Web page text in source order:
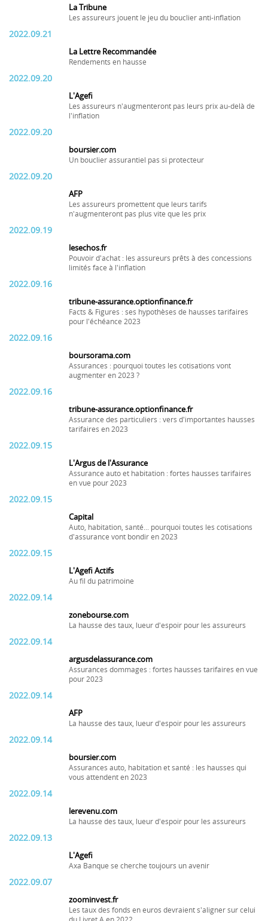
La Tribune
Les assureurs jouent le jeu du bouclier anti-inflation
2022.09.21
La Lettre Recommandée
Rendements en hausse
2022.09.20
L'Agefi
Les assureurs n'augmenteront pas leurs prix au-delà de
l'inflation
2022.09.20
boursier.com
Un bouclier assurantiel pas si protecteur
2022.09.20
AFP
Les assureurs promettent que leurs tarifs
n'augmenteront pas plus vite que les prix
2022.09.19
lesechos.fr
Pouvoir d'achat : les assureurs prêts à des concessions
limités face à l'inflation
2022.09.16
tribune-assurance.optionfinance.fr
Facts & Figures : ses hypothèses de hausses tarifaires
pour l'échéance 2023
2022.09.16
boursorama.com
Assurances : pourquoi toutes les cotisations vont
augmenter en 2023 ?
2022.09.16
tribune-assurance.optionfinance.fr
Assurance des particuliers : vers d'importantes hausses
tarifaires en 2023
2022.09.15
L'Argus de l'Assurance
Assurance auto et habitation : fortes hausses tarifaires
en vue pour 2023
2022.09.15
Capital
Auto, habitation, santé... pourquoi toutes les cotisations
d'assurance vont bondir en 2023
2022.09.15
L'Agefi Actifs
Au fil du patrimoine
2022.09.14
zonebourse.com
La hausse des taux, lueur d'espoir pour les assureurs
2022.09.14
argusdelassurance.com
Assurances dommages : fortes hausses tarifaires en vue
pour 2023
2022.09.14
AFP
La hausse des taux, lueur d'espoir pour les assureurs
2022.09.14
boursier.com
Assurances auto, habitation et santé : les hausses qui
vous attendent en 2023
2022.09.14
lerevenu.com
La hausse des taux, lueur d'espoir pour les assureurs
2022.09.13
L'Agefi
Axa Banque se cherche toujours un avenir
2022.09.07
zoominvest.fr
Les taux des fonds en euros devraient s'aligner sur celui